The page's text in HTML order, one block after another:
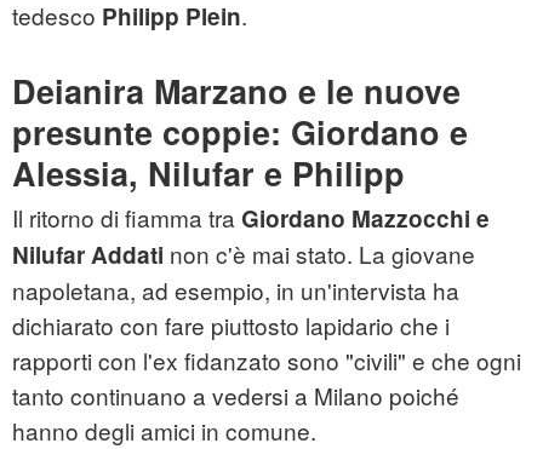
tedesco Philipp Plein.
Deianira Marzano e le nuove
presunte coppie: Giordano e
Alessia, Nilufar e Philipp
Il ritorno di fiamma tra Giordano Mazzocchi e
Nilufar Addati non c'è mai stato. La giovane
napoletana, ad esempio, in un'intervista ha
dichiarato con fare piuttosto lapidario che i
rapporti con l'ex fidanzato sono "civili" e che ogni
tanto continuano a vedersi a Milano poiché
hanno degli amici in comune.